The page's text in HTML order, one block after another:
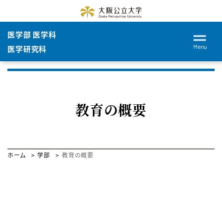
医学部 医学科
医学研究科
Menu
教育の概要
ホーム 学部 教育の概要